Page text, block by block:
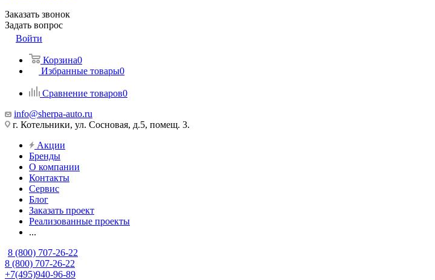
Заказать звонок
Задать вопрос
Войти
Корзина0
Избранные товары0
Сравнение товаров0
info@sherpa-auto.ru
г. Котельники, ул. Сосновая, д.5, помещ. 3.
Акции
Бренды
О компании
Контакты
Сервис
Блог
Заказать проект
Реализованные проекты
...
8 (800) 707-26-22
8 (800) 707-26-22
+7(495)940-96-89